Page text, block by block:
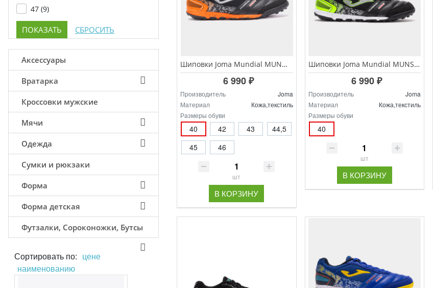
47 (9)
Аксессуары
Вратарка
Кроссовки мужские
Мячи
Одежда
Сумки и рюкзаки
Форма
Форма детская
Футзалки, Сороконожки, Бутсы
Сортировать по: цене
наименованию
Шиповки Joma Mundial MUNW.2501.TF
6 990 ₽
Производитель
Joma
Материал
Кожа,текстиль
Размеры обуви
40 42 43
44,5
45
46
шт
В КОРЗИНУ
Шиповки Joma Mundial MUNS.2501.TF
6 990 ₽
Производитель
Joma
Материал
Кожа,текстиль
Размеры обуви
40
шт
В КОРЗИНУ